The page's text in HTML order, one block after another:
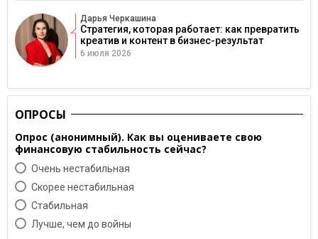
Дарья Черкашина
Стратегия, которая работает: как превратить
креатив и контент в бизнес-результат
6 июля 2026
ОПРОСЫ
Опрос (анонимный). Как вы оцениваете свою
финансовую стабильность сейчас?
Очень нестабильная
Скорее нестабильная
Cтабильная
Лучше, чем до войны